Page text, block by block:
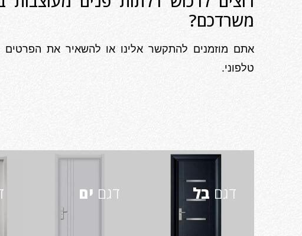
משרדכם?
אתם מוזמנים להתקשר אלינו או להשאיר את הפרטים
טלפוני.
דגם בל דגם ים